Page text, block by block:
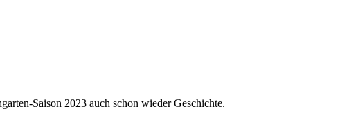
Saison 2023 auch schon wieder Geschichte.